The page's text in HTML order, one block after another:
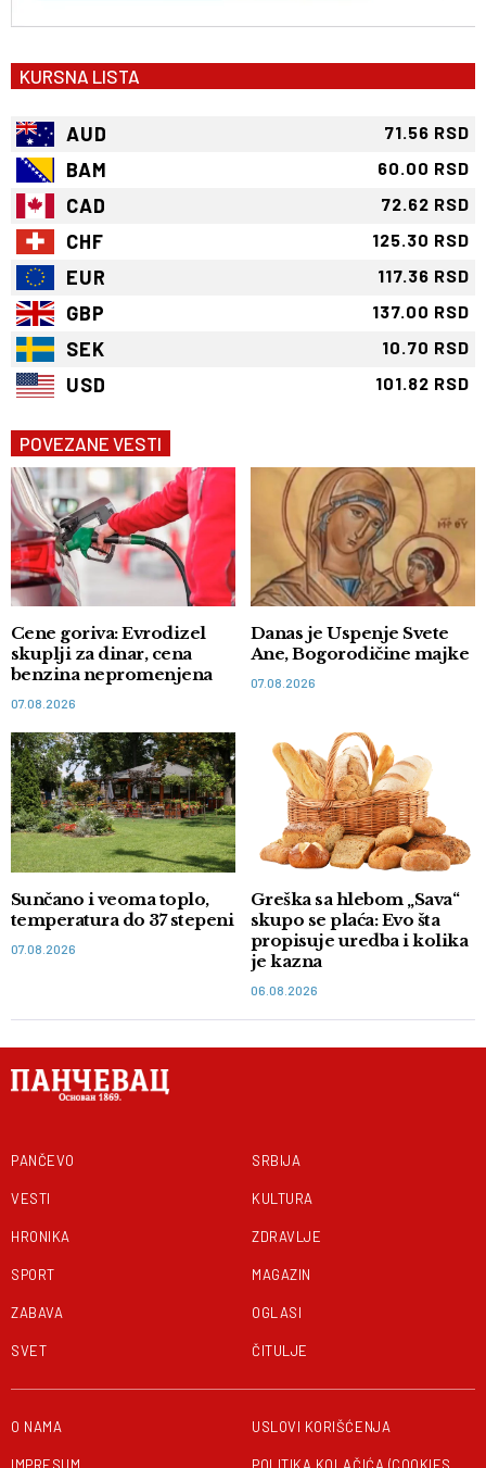
KURSNA LISTA
AUD 71.56 RSD
BAM 60.00 RSD
CAD 72.62 RSD
CHF 125.30 RSD
EUR 117.36 RSD
GBP 137.00 RSD
SEK 10.70 RSD
USD 101.82 RSD
POVEZANE VESTI
Cene goriva: Evrodizel
skuplji za dinar, cena
benzina nepromenjena
07.08.2026
Danas je Uspenje Svete
Ane, Bogorodičine majke
07.08.2026
Sunčano i veoma toplo,
temperatura do 37 stepeni
07.08.2026
Greška sa hlebom „Sava“
skupo se plaća: Evo šta
propisuje uredba i kolika
je kazna
06.08.2026
PANČEVO
VESTI
HRONIKA
SPORT
ZABAVA
SVET
SRBIJA
KULTURA
ZDRAVLJE
MAGAZIN
OGLASI
ČITULJE
O NAMA USLOVI KORIŠĆENJA